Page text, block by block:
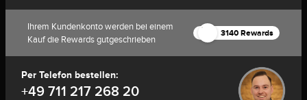
Ihrem Kundenkonto werden bei einem
Kauf die Rewards gutgeschrieben
3140 Rewards
Per Telefon bestellen:
+49 711 217 268 20